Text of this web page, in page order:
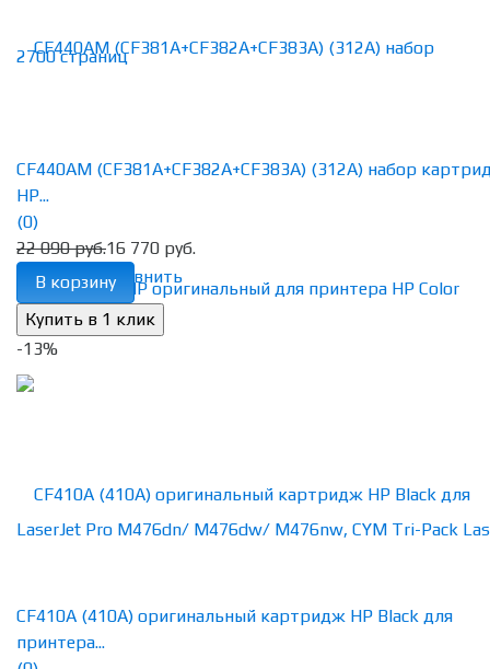
избранное сравнить
CF440AM (CF381A+CF382A+CF383A) (312A) набор
HP...
(0)
22 090 руб.16 770 руб.
В корзину
-13%
CF410A (410A) оригинальный картридж HP Black для
принтера...